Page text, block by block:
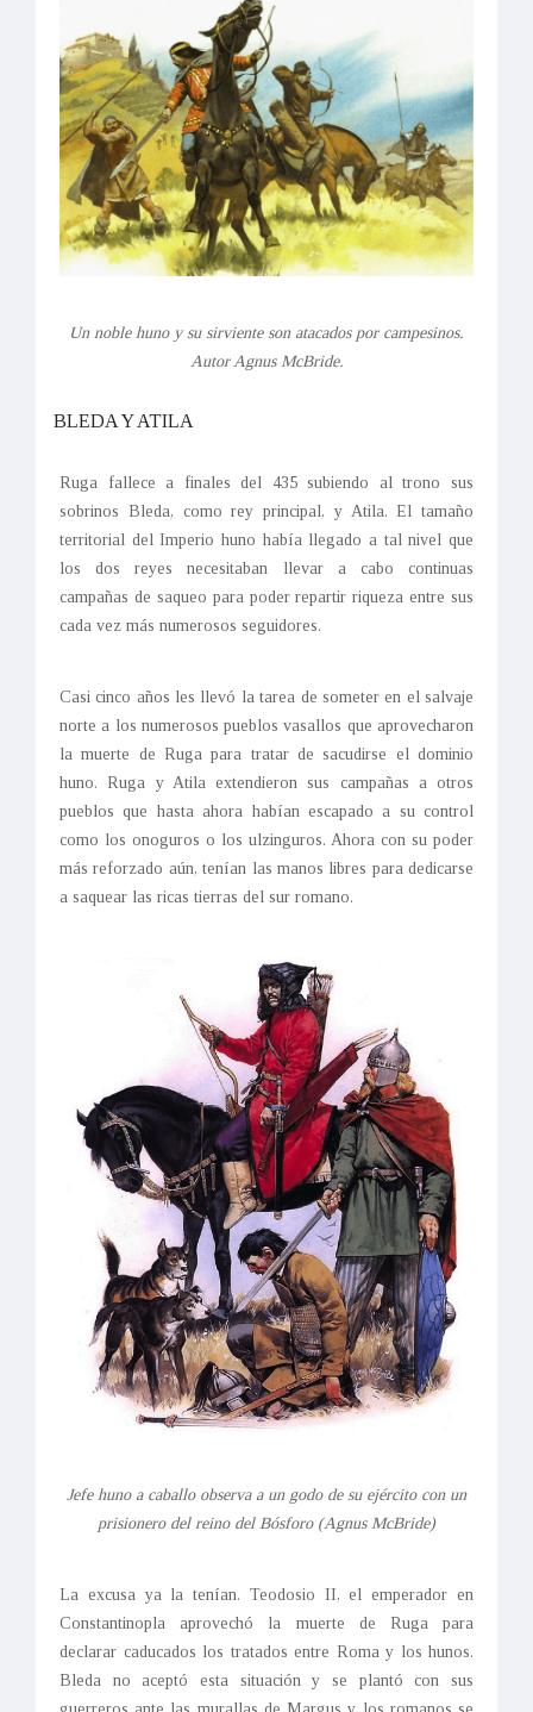
Un noble huno y su sirviente son atacados por campesinos.
Autor Agnus McBride.
BLEDA Y ATILA
Ruga fallece a finales del 435 subiendo al trono sus
sobrinos Bleda, como rey principal, y Atila. El tamaño
territorial del Imperio huno había llegado a tal nivel que
los dos reyes necesitaban llevar a cabo continuas
campañas de saqueo para poder repartir riqueza entre sus
cada vez más numerosos seguidores.
Casi cinco años les llevó la tarea de someter en el salvaje
norte a los numerosos pueblos vasallos que aprovecharon
la muerte de Ruga para tratar de sacudirse el dominio
huno. Ruga y Atila extendieron sus campañas a otros
pueblos que hasta ahora habían escapado a su control
como los onoguros o los ulzinguros. Ahora con su poder
más reforzado aún, tenían las manos libres para dedicarse
a saquear las ricas tierras del sur romano.
Jefe huno a caballo observa a un godo de su ejército con un
prisionero del reino del Bósforo (Agnus McBride)
La excusa ya la tenían. Teodosio II, el emperador en
Constantinopla aprovechó la muerte de Ruga para
declarar caducados los tratados entre Roma y los hunos.
Bleda no aceptó esta situación y se plantó con sus